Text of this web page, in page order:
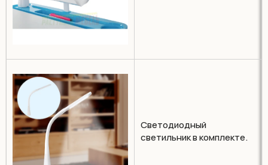
Светодиодный
светильник в комплекте.